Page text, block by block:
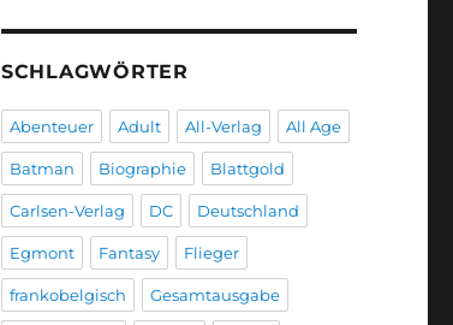
SCHLAGWÖRTER
Abenteuer Adult All-Verlag All Age
Batman Biographie Blattgold
Carlsen-Verlag DC Deutschland
Egmont Fantasy Flieger
frankobelgisch Gesamtausgabe